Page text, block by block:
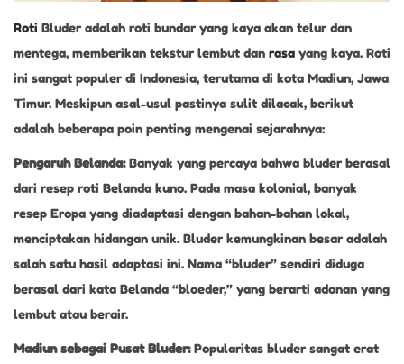
Roti Bluder adalah roti bundar yang kaya akan telur dan
mentega, memberikan tekstur lembut dan rasa yang kaya. Roti
ini sangat populer di Indonesia, terutama di kota Madiun, Jawa
Timur. Meskipun asal-usul pastinya sulit dilacak, berikut
adalah beberapa poin penting mengenai sejarahnya:
Pengaruh Belanda:Banyak yang percaya bahwa bluder berasal
dari resep roti Belanda kuno. Pada masa kolonial, banyak
resep Eropa yang diadaptasi dengan bahan-bahan lokal,
menciptakan hidangan unik. Bluder kemungkinan besar adalah
salah satu hasil adaptasi ini. Nama “bluder” sendiri diduga
berasal dari kata Belanda “bloeder,” yang berarti adonan yang
lembut atau berair.
Madiun sebagai Pusat Bluder:Popularitas bluder sangat erat